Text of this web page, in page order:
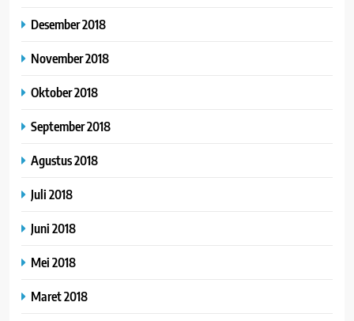
Desember 2018
November 2018
Oktober 2018
September 2018
Agustus 2018
Juli 2018
Juni 2018
Mei 2018
Maret 2018